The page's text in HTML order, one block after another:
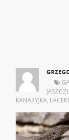
KANARYJKA,